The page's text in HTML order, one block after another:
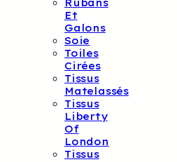
Rubans
Et
Galons
Soie
Toiles
Cirées
Tissus
Matelassés
Tissus
Liberty
Of
London
Tissus